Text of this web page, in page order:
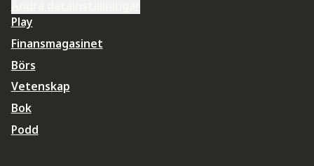
Play
Finansmagasinet
Börs
Vetenskap
Bok
Podd